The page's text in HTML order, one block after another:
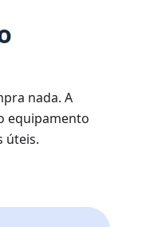
nada. A
equipamento
úteis.